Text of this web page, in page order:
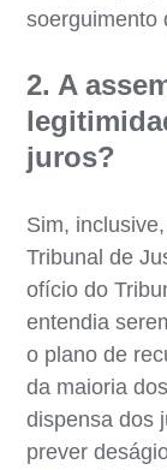
soerguimento
2. A
juros?
Sim,
Tribunal de
ofício do
entendia
o plano de
da maioria
dispensa dos
prever